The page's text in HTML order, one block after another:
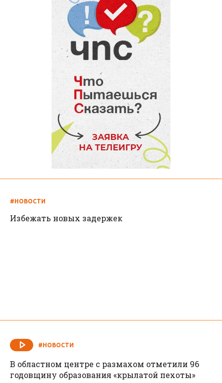
#НОВОСТИ
Избежать новых задержек
#НОВОСТИ
В областном центре с размахом отметили 96
годовщину образования «крылатой пехоты»